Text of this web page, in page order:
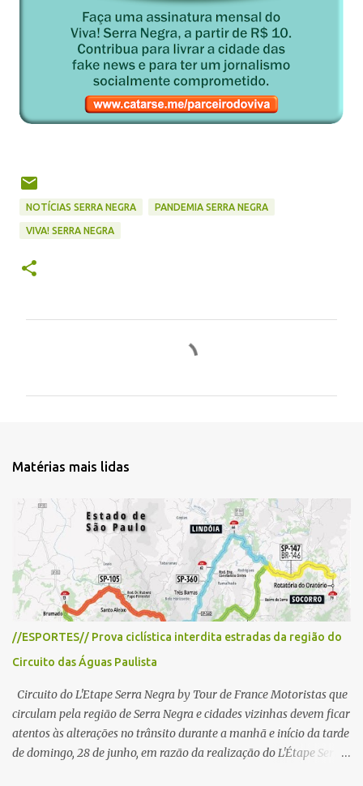
NOTÍCIAS SERRA NEGRA PANDEMIA SERRA NEGRA
VIVA! SERRA NEGRA
t
i
o
s
Matérias mais lidas
//ESPORTES// Prova ciclística interdita estradas da região do
Circuito das Águas Paulista
Circuito do L'Etape Serra Negra by Tour de France Motoristas que
circulam pela região de Serra Negra e cidades vizinhas devem ficar
atentos às alterações no trânsito durante a manhã e início da tarde
de domingo, 28 de junho, em razão da realização do L'Étape Serra